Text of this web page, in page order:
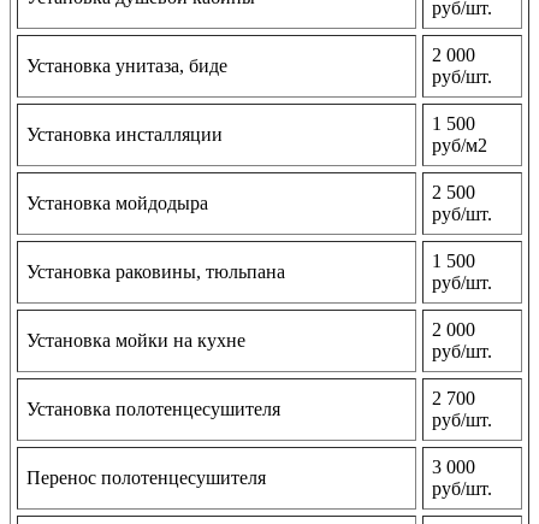
руб/шт.
Установка унитаза, биде
2 000
руб/шт.
Установка инсталляции
1 500
руб/м2
Установка мойдодыра
2 500
руб/шт.
Установка раковины, тюльпана
1 500
руб/шт.
Установка мойки на кухне
2 000
руб/шт.
Установка полотенцесушителя
2 700
руб/шт.
Перенос полотенцесушителя
3 000
руб/шт.